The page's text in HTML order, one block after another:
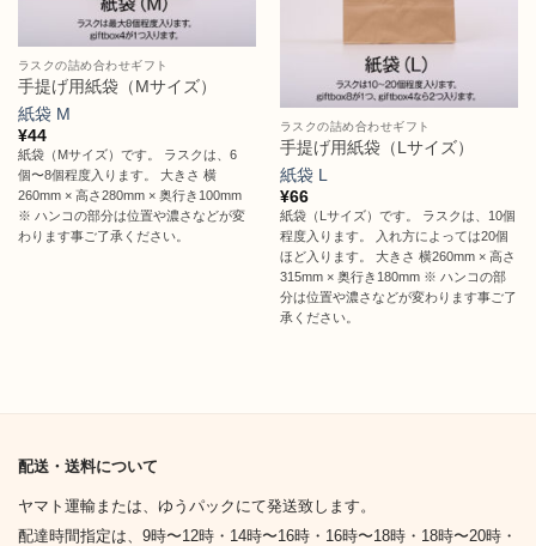
ラスクの詰め合わせギフト
手提げ用紙袋（Mサイズ）
紙袋 M
¥44
紙袋（Mサイズ）です。 ラスクは、6
個〜8個程度入ります。 大きさ 横
260mm × 高さ280mm × 奥行き100mm
※ ハンコの部分は位置や濃さなどが変
わります事ご了承ください。
ラスクの詰め合わせギフト
手提げ用紙袋（Lサイズ）
紙袋 L
¥66
紙袋（Lサイズ）です。 ラスクは、10個
程度入ります。 入れ方によっては20個
ほど入ります。 大きさ 横260mm × 高さ
315mm × 奥行き180mm ※ ハンコの部
分は位置や濃さなどが変わります事ご了
承ください。
配送・送料について
ヤマト運輸または、ゆうパックにて発送致します。
配達時間指定は、9時〜12時・14時〜16時・16時〜18時・18時〜20時・